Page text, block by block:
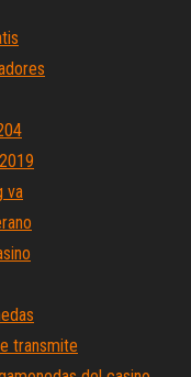
va
transmite